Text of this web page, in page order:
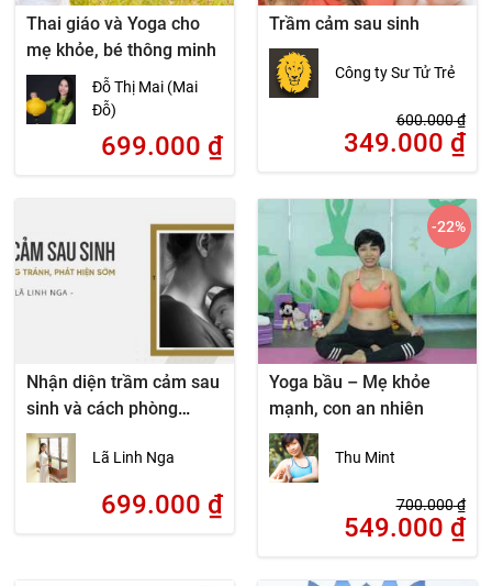
Thai giáo và Yoga cho
mẹ khỏe, bé thông minh
Đỗ Thị Mai (Mai
Đỗ)
699.000 ₫
Trầm cảm sau sinh
Công ty Sư Tử Trẻ
600.000₫
349.000 ₫
Nhận diện trầm cảm sau
sinh và cách phòng
tránh
Lã Linh Nga
699.000 ₫
Yoga bầu – Mẹ khỏe
mạnh, con an nhiên
Thu Mint
700.000₫
549.000 ₫
-22%